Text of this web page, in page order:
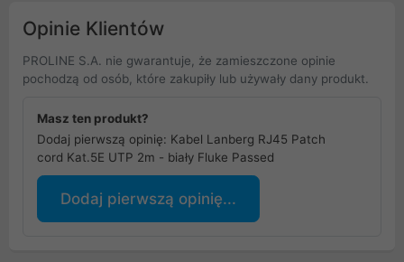
Opinie Klientów
PROLINE S.A. nie gwarantuje, że zamieszczone opinie
pochodzą od osób, które zakupiły lub używały dany produkt.
Masz ten produkt?
Dodaj pierwszą opinię: Kabel Lanberg RJ45 Patch
cord Kat.5E UTP 2m - biały Fluke Passed
Dodaj pierwszą opinię...